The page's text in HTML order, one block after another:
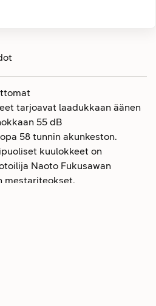
tarjoavat laadukkaan äänen
55 dB
58 tunnin akunkeston.
kuulokkeet on
Naoto Fukusawan
mestariteokset.
-nappikuulokkeet